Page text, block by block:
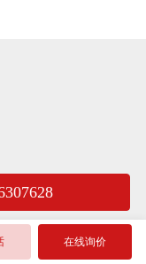
在线询价